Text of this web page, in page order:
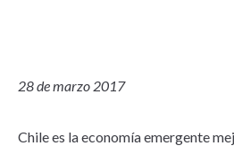
28 de marzo 2017
Chile es la economía emergente